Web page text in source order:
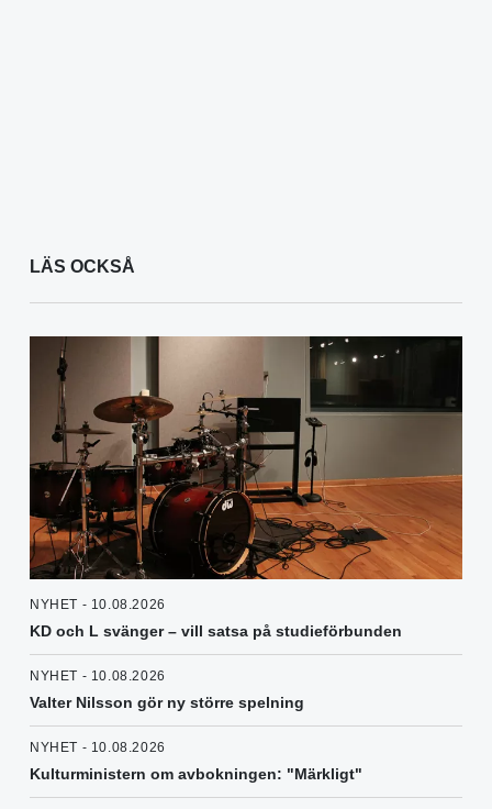
LÄS OCKSÅ
NYHET - 10.08.2026
KD och L svänger – vill satsa på studieförbunden
NYHET - 10.08.2026
Valter Nilsson gör ny större spelning
NYHET - 10.08.2026
Kulturministern om avbokningen: "Märkligt"